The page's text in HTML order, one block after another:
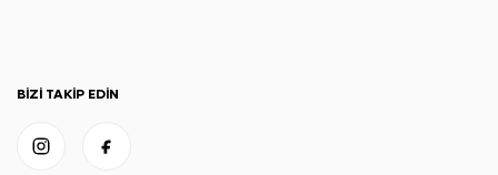
BIZI TAKIP EDIN